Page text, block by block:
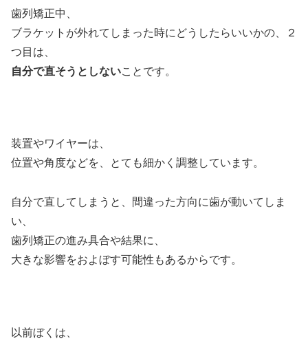
歯列矯正中、
ブラケットが外れてしまった時にどうしたらいいかの、２
つ目は、
自分で直そうとしないことです。
装置やワイヤーは、
位置や角度などを、とても細かく調整しています。
自分で直してしまうと、間違った方向に歯が動いてしま
い、
歯列矯正の進み具合や結果に、
大きな影響をおよぼす可能性もあるからです。
以前ぼくは、